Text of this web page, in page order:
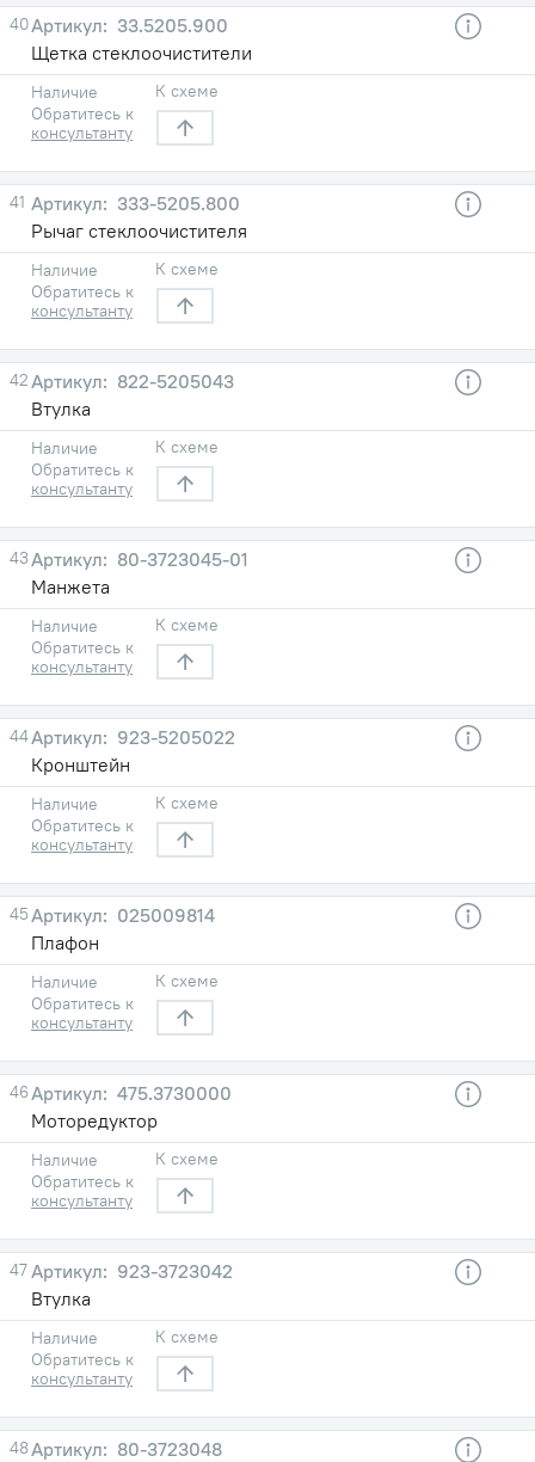
40
33.5205.900
Щетка стеклоочистители
Наличие
Обратитесь к
консультанту
К схеме
41
333-5205.800
Рычаг стеклоочистителя
Наличие
Обратитесь к
консультанту
К схеме
42
822-5205043
Втулка
Наличие
Обратитесь к
консультанту
К схеме
43
80-3723045-01
Манжета
Наличие
Обратитесь к
консультанту
К схеме
44
923-5205022
Кронштейн
Наличие
Обратитесь к
консультанту
К схеме
45
025009814
Плафон
Наличие
Обратитесь к
консультанту
К схеме
46
475.3730000
Моторедуктор
Наличие
Обратитесь к
консультанту
К схеме
47
923-3723042
Втулка
Наличие
Обратитесь к
консультанту
К схеме
48
80-3723048